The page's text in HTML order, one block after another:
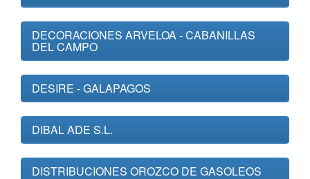
DECORACIONES ARVELOA - CABANILLAS
DEL CAMPO
DESIRE - GALAPAGOS
DIBAL ADE S.L.
DISTRIBUCIONES OROZCO DE GASOLEOS